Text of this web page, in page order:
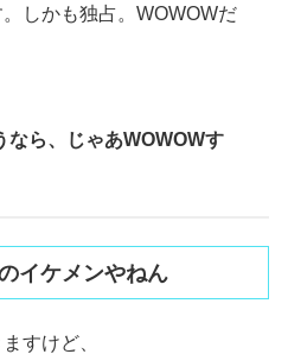
しかも独占。WOWOWだ
なら、じゃあWOWOWす
イケメンやねん
すけど、